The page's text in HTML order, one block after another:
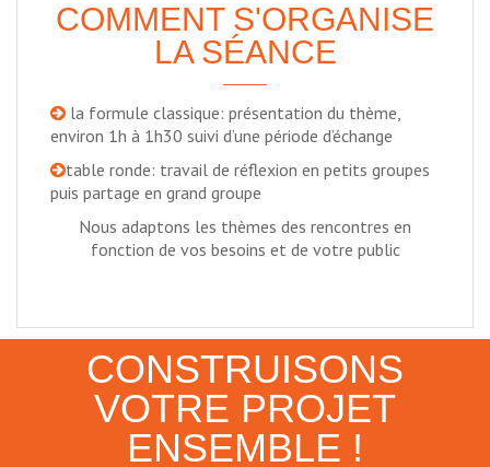
COMMENT S'ORGANISE
LA SÉANCE
la formule classique: présentation du thème,
environ 1h à 1h30 suivi d’une période d’échange
table ronde: travail de réflexion en petits groupes
puis partage en grand groupe
Nous adaptons les thèmes des rencontres en
fonction de vos besoins et de votre public
CONSTRUISONS
VOTRE PROJET
ENSEMBLE !